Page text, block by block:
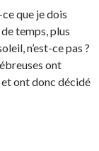
que je dois
temps, plus
n’est-ce pas ?
ont
ont donc décidé